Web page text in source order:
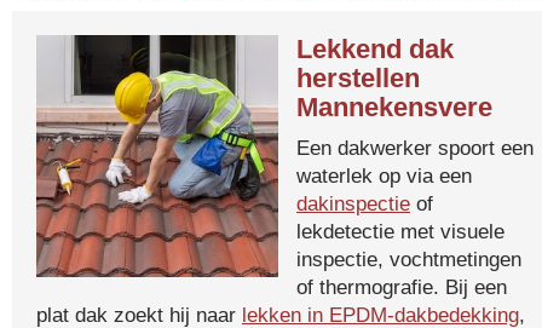
Lekkend dak
herstellen
Mannekensvere
Een dakwerker spoort een
waterlek op via een
dakinspectie of
lekdetectie met visuele
inspectie, vochtmetingen
of thermografie. Bij een
plat dak zoekt hij naar lekken in EPDM-dakbedekking,